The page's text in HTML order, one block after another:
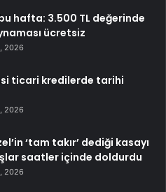
hafta: 3.500 TL değerinde
ücretsiz
2026
ticari kredilerde tarihi
2026
‘tam takır’ dediği kasayı
saatler içinde doldurdu
2026